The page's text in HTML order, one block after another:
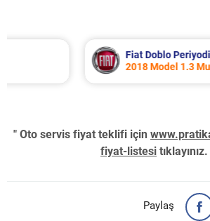
Fiat Doblo Periyodik Bakım
2018 Model 1.3 Multijet Motor
" Oto servis fiyat teklifi için
fiyat-listesi
Paylaş